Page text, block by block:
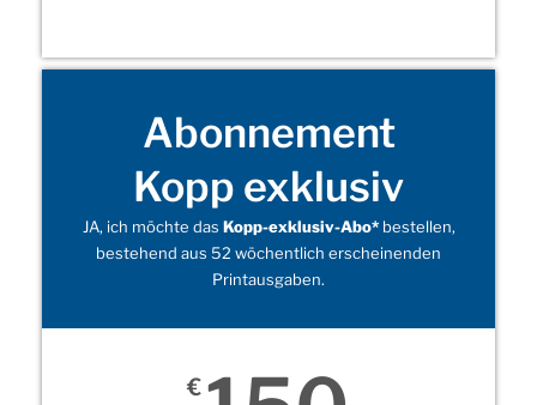
Abonnement
Kopp exklusiv
JA, ich möchte das Kopp-exklusiv-Abo*bestellen,
bestehend aus 52 wöchentlich erscheinenden
Printausgaben.
€